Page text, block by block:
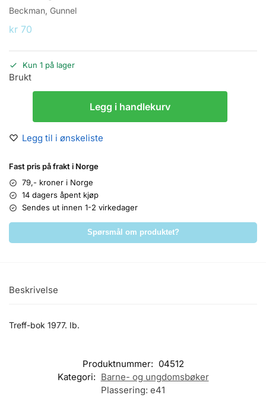
Beckman, Gunnel
kr 70
Kun 1 på lager
Brukt
Legg i handlekurv
Legg til i ønskeliste
Fast pris på frakt i Norge
79,- kroner i Norge
14 dagers åpent kjøp
Sendes ut innen 1-2 virkedager
Spørsmål om produktet?
Beskrivelse
Treff-bok 1977. Ib.
Produktnummer: 04512
Kategori: Barne- og ungdomsbøker
Plassering: e41